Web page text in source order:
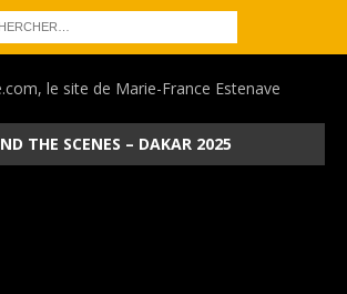
THE SCENES – DAKAR 2025